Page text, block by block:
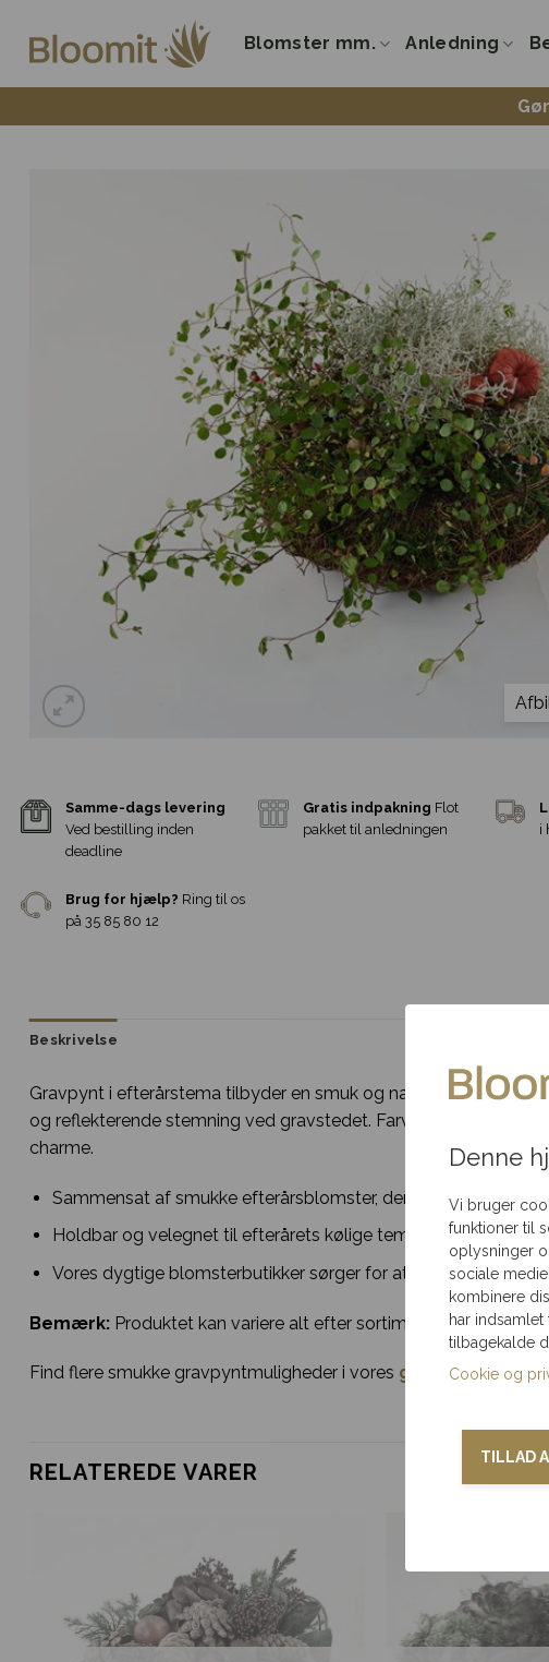
Denne
Vi bruger
funktioner til
oplysninger
sociale
kombinere
har
tilbagekalde
Cookie og
TILLAD
indhold
Blomster mm. Anledning
Ved bestilling inden
Gratis indpakning
Brug for hjælp?Ring til os
på 35 85 80 12
Beskrivelse
Gravpynt i efterårstema tilbyder en smuk og naturlig måde at
og reflekterende stemning ved gravstedet. Farverne og
charme.
Sammensat af smukke efterårsblomster, der hylder naturens
Holdbar og velegnet til efterårets kølige temperaturer
Vores dygtige blomsterbutikker sørger for at lave en smuk og
Bemærk: Produktet kan variere alt efter sortimentet hos den
Find flere smukke gravpyntmuligheder i vores gravpynt
RELATEREDE VARER